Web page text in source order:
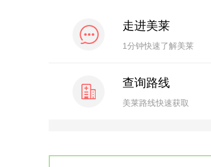
走进美莱
1分钟快速了解美莱
查询路线
美莱路线快速获取